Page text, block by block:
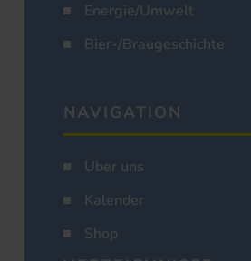
Energie/Umwelt
Bier-/Braugeschichte
NAVIGATION
Über uns
Kalender
Shop